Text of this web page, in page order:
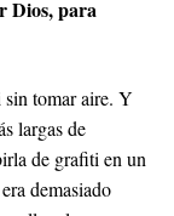
Dios, para
sin tomar aire. Y
largas de
de grafiti en un
demasiado